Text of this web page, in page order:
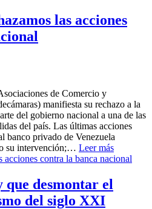
las acciones
de Comercio y
manifiesta su rechazo a la
del gobierno nacional a una de las
del país. Las últimas acciones
banco privado de Venezuela
su intervención;… Leer más
acciones contra la banca nacional
que desmontar el
del siglo XXI